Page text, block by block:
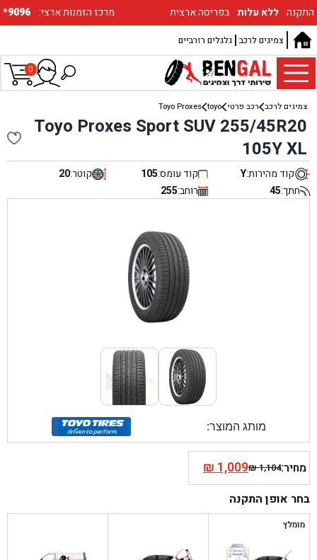
*9096 :מרכז הזמנות ארצי התקנה ללא עלות בפריסה ארצית
גלגלים רזרביים צמיגים לרכב
0
צמיגים לרכב רכב פרטי toyo
Toyo Proxes
Toyo Proxes Sport SUV 255/45R20
105Y XL
קוד מהירות:Y קוד עומס:105 קוטר:20
חתך:45 רוחב:255
מותג המוצר:
מחיר: ₪1,104
המחיר
המקורי
היה:
₪1,009 המחיר
הנוכחי
הוא:
בחר אופן התקנה
מומלץ